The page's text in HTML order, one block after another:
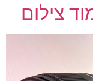
צילום